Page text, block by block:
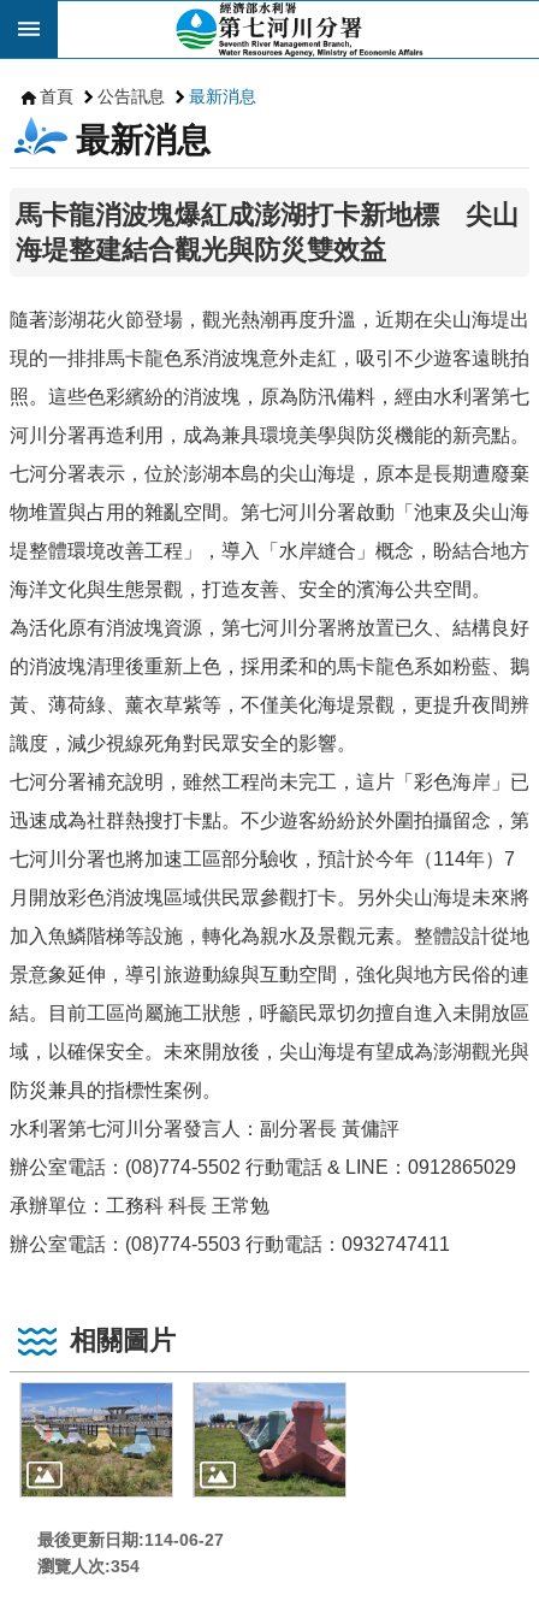
跳到主要內容區塊
首頁 公告訊息 最新消息
最新消息
馬卡龍消波塊爆紅成澎湖打卡新地標 尖山
海堤整建結合觀光與防災雙效益
隨著澎湖花火節登場，觀光熱潮再度升溫，近期在尖山海堤出
現的一排排馬卡龍色系消波塊意外走紅，吸引不少遊客遠眺拍
照。這些色彩繽紛的消波塊，原為防汛備料，經由水利署第七
河川分署再造利用，成為兼具環境美學與防災機能的新亮點。
七河分署表示，位於澎湖本島的尖山海堤，原本是長期遭廢棄
物堆置與占用的雜亂空間。第七河川分署啟動「池東及尖山海
堤整體環境改善工程」，導入「水岸縫合」概念，盼結合地方
海洋文化與生態景觀，打造友善、安全的濱海公共空間。
為活化原有消波塊資源，第七河川分署將放置已久、結構良好
的消波塊清理後重新上色，採用柔和的馬卡龍色系如粉藍、鵝
黃、薄荷綠、薰衣草紫等，不僅美化海堤景觀，更提升夜間辨
識度，減少視線死角對民眾安全的影響。
七河分署補充說明，雖然工程尚未完工，這片「彩色海岸」已
迅速成為社群熱搜打卡點。不少遊客紛紛於外圍拍攝留念，第
七河川分署也將加速工區部分驗收，預計於今年（114年）7
月開放彩色消波塊區域供民眾參觀打卡。另外尖山海堤未來將
加入魚鱗階梯等設施，轉化為親水及景觀元素。整體設計從地
景意象延伸，導引旅遊動線與互動空間，強化與地方民俗的連
結。目前工區尚屬施工狀態，呼籲民眾切勿擅自進入未開放區
域，以確保安全。未來開放後，尖山海堤有望成為澎湖觀光與
防災兼具的指標性案例。
水利署第七河川分署發言人：副分署長 黃傭評
辦公室電話：(08)774-5502 行動電話 & LINE：0912865029
承辦單位：工務科 科長 王常勉
辦公室電話：(08)774-5503 行動電話：0932747411
相關圖片
最後更新日期:114-06-27
瀏覽人次:354